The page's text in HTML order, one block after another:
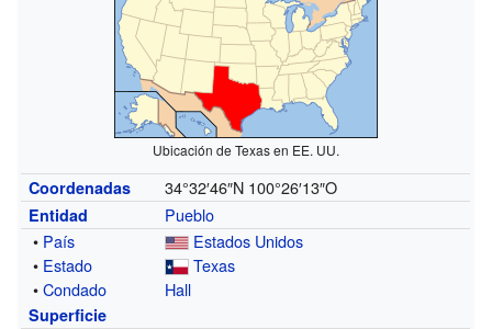
Ubicación de Texas en EE. UU.
Coordenadas 34°32′46″N 100°26′13″O
Entidad
Pueblo
• País
Estados Unidos
• Estado
Texas
•Condado Hall
Superficie